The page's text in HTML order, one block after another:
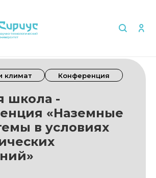
климат Конференция
школа -
«Наземные
в условиях